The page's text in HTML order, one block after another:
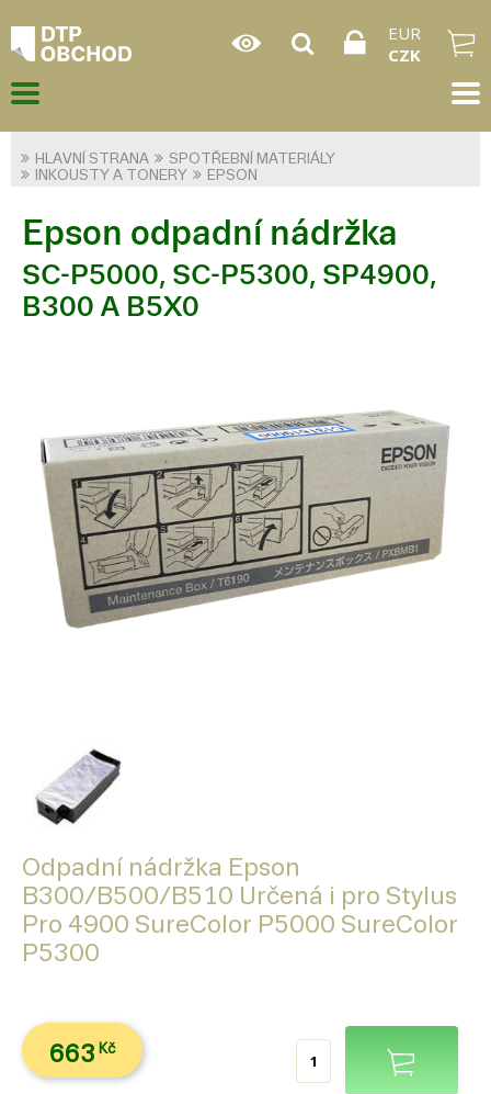
EUR
CZK
HLAVNÍ STRANA
SPOTŘEBNÍ MATERIÁLY
INKOUSTY A TONERY
EPSON
Epson odpadní nádržka
SC-P5000, SC-P5300, SP4900,
B300 A B5X0
Odpadní nádržka Epson
B300/B500/B510 Určená i pro Stylus
Pro 4900 SureColor P5000 SureColor
P5300
663 Kč